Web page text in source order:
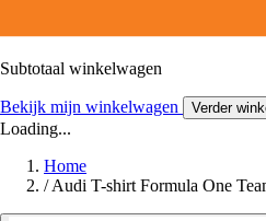
Subtotaal winkelwagen
Bekijk mijn winkelwagen Verder
Loading...
Home
/ Audi T-shirt Formula One